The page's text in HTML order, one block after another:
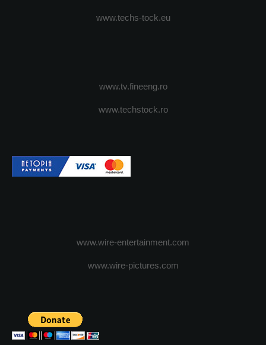
www.techs-tock.eu
www.tv.fineeng.ro
www.techstock.ro
www.wire-entertainment.com
www.wire-pictures.com